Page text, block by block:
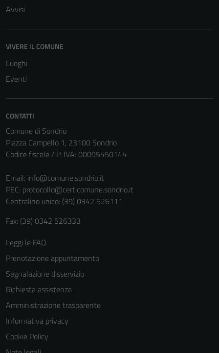
Avvisi
VIVERE IL COMUNE
Luoghi
Eventi
CONTATTI
Comune di Sondrio
Piazza Campello 1, 23100 Sondrio
Codice fiscale / P. IVA: 00095450144
Email: info@comune.sondrio.it
PEC: protocollo@cert.comune.sondrio.it
Centralino unico: (39) 0342 526111
Fax: (39) 0342 526333
Leggi le FAQ
Prenotazione appuntamento
Segnalazione disservizio
Richiesta assistenza
Amministrazione trasparente
Informativa privacy
Cookie Policy